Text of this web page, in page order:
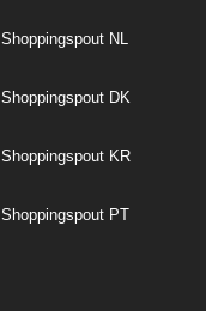
Shoppingspout NL
Shoppingspout DK
Shoppingspout KR
Shoppingspout PT